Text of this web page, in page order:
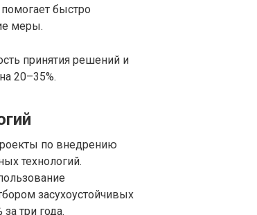
быстро
меры.
принятия решений и
20–35%.
по внедрению
технологий.
засухоустойчивых
три года.